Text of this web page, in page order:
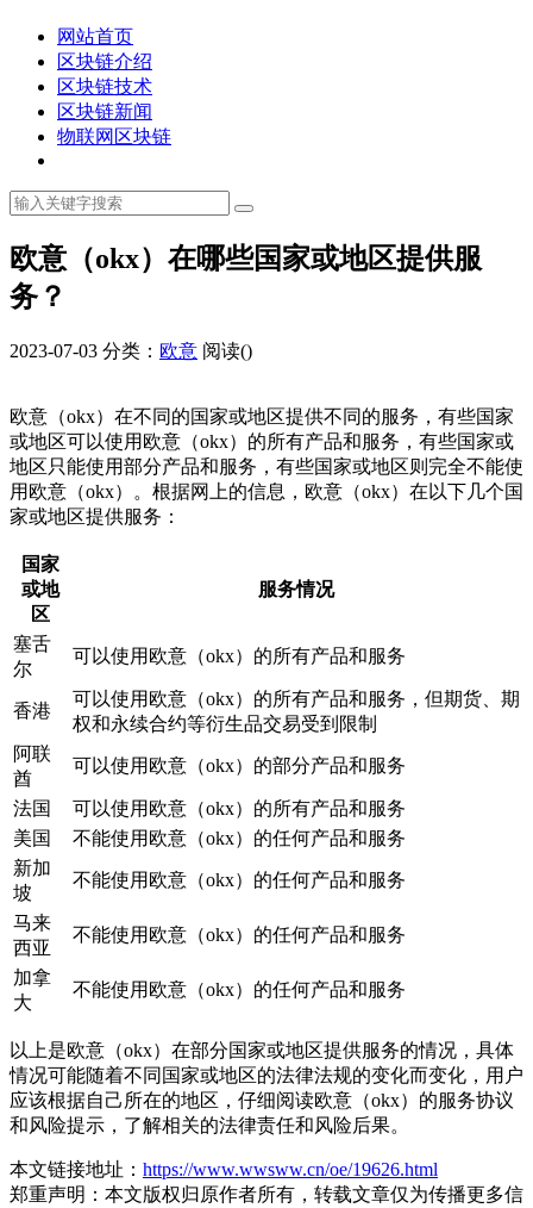
网站首页
区块链介绍
区块链技术
区块链新闻
物联网区块链
欧意（okx）在哪些国家或地区提供服
务？
2023-07-03 分类： 欧意 阅读()
欧意（okx）在不同的国家或地区提供不同的服务，有些国家
或地区可以使用欧意（okx）的所有产品和服务，有些国家或
地区只能使用部分产品和服务，有些国家或地区则完全不能使
用欧意（okx）。根据网上的信息，欧意（okx）在以下几个国
家或地区提供服务：
国家
或地
区
服务情况
塞舌
尔
可以使用欧意（okx）的所有产品和服务
香港
可以使用欧意（okx）的所有产品和服务，但期货、期
权和永续合约等衍生品交易受到限制
阿联
酋
可以使用欧意（okx）的部分产品和服务
法国
可以使用欧意（okx）的所有产品和服务
美国
不能使用欧意（okx）的任何产品和服务
新加
坡
不能使用欧意（okx）的任何产品和服务
马来
西亚
不能使用欧意（okx）的任何产品和服务
加拿
大
不能使用欧意（okx）的任何产品和服务
以上是欧意（okx）在部分国家或地区提供服务的情况，具体
情况可能随着不同国家或地区的法律法规的变化而变化，用户
应该根据自己所在的地区，仔细阅读欧意（okx）的服务协议
和风险提示，了解相关的法律责任和风险后果。
本文链接地址： https://www.wwsww.cn/oe/19626.html
郑重声明：本文版权归原作者所有，转载文章仅为传播更多信